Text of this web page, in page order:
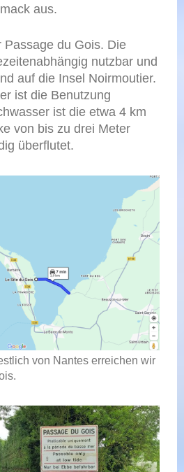
aus.
Passage du Gois. Die
nutzbar und
auf die Insel Noirmoutier.
ist die Benutzung
ist die etwa 4 km
von bis zu drei Meter
überflutet.
von Nantes erreichen wir